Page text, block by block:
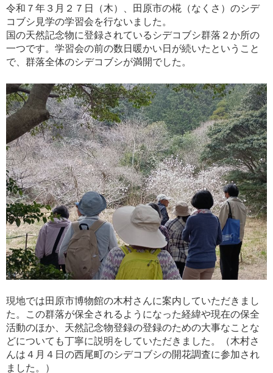
令和７年３月２７日（木）、田原市の椛（なくさ）のシデ
コブシ見学の学習会を行ないました。
国の天然記念物に登録されているシデコブシ群落２か所の
一つです。学習会の前の数日暖かい日が続いたということ
で、群落全体のシデコブシが満開でした。
現地では田原市博物館の木村さんに案内していただきまし
た。この群落が保全されるようになった経緯や現在の保全
活動のほか、天然記念物登録の登録のための大事なことな
どについても丁寧に説明をしていただきました。（木村さ
んは４月４日の西尾町のシデコブシの開花調査に参加され
ました。）